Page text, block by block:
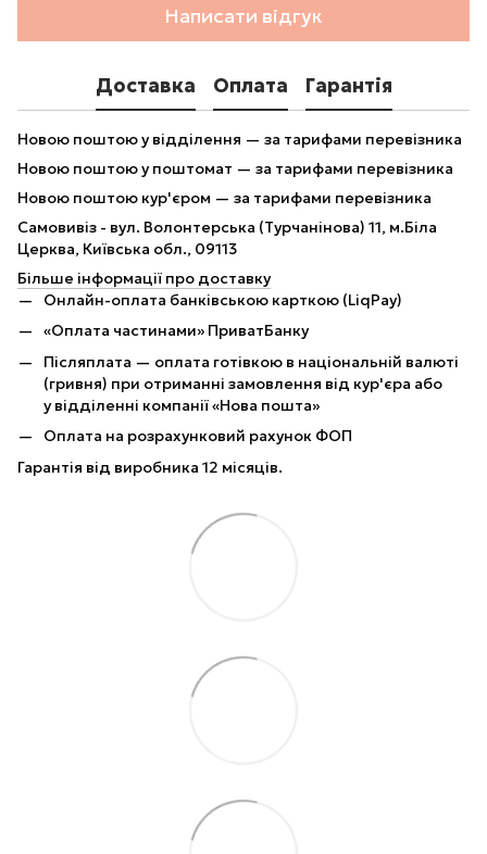
Написати відгук
Доставка Оплата Гарантія
Новою поштою у відділення — за тарифами перевізника
Новою поштою у поштомат — за тарифами перевізника
Новою поштою кур'єром — за тарифами перевізника
Самовивіз - вул. Волонтерська (Турчанінова) 11, м.Біла
Церква, Київська обл., 09113
Більше інформації про доставку
Онлайн-оплата банківською карткою (LiqPay)
«Оплата частинами» ПриватБанку
Післяплата — оплата готівкою в національній валюті
(гривня) при отриманні замовлення від кур'єра або
у відділенні компанії «Нова пошта»
Оплата на розрахунковий рахунок ФОП
Гарантія від виробника 12 місяців.